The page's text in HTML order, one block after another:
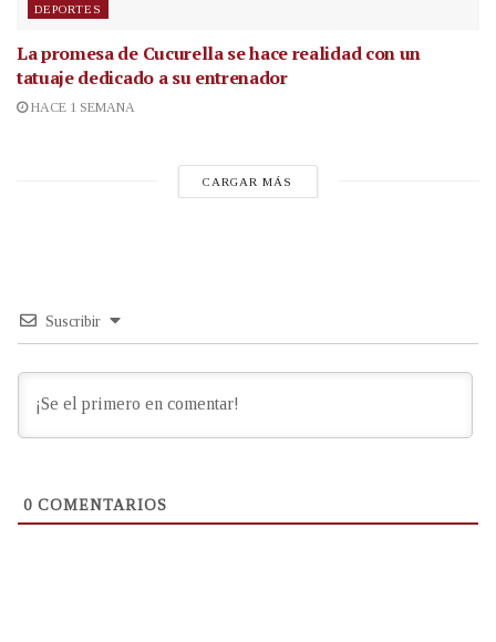
DEPORTES
La promesa de Cucurella se hace realidad con un
tatuaje dedicado a su entrenador
HACE 1 SEMANA
CARGAR MÁS
Suscribir
0 COMENTARIOS